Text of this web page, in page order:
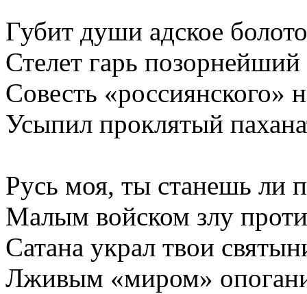
Губит души адское
Стелет гарь
Совесть «россиянского»
Усыпил проклятый
Русь моя, ты станешь ли
Малым войском злу
Сатана украл твои
Лживым «миром»